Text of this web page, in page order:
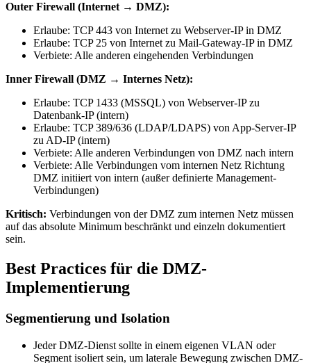
Outer Firewall (Internet → DMZ):
Erlaube: TCP 443 von Internet zu Webserver-IP in DMZ
Erlaube: TCP 25 von Internet zu Mail-Gateway-IP in DMZ
Verbiete: Alle anderen eingehenden Verbindungen
Inner Firewall (DMZ → Internes Netz):
Erlaube: TCP 1433 (MSSQL) von Webserver-IP zu
Datenbank-IP (intern)
Erlaube: TCP 389/636 (LDAP/LDAPS) von App-Server-IP
zu AD-IP (intern)
Verbiete: Alle anderen Verbindungen von DMZ nach intern
Verbiete: Alle Verbindungen vom internen Netz Richtung
DMZ initiiert von intern (außer definierte Management-
Verbindungen)
Kritisch: Verbindungen von der DMZ zum internen Netz müssen
auf das absolute Minimum beschränkt und einzeln dokumentiert
sein.
Best Practices für die DMZ-
Implementierung
Segmentierung und Isolation
Jeder DMZ-Dienst sollte in einem eigenen VLAN oder
Segment isoliert sein, um laterale Bewegung zwischen DMZ-